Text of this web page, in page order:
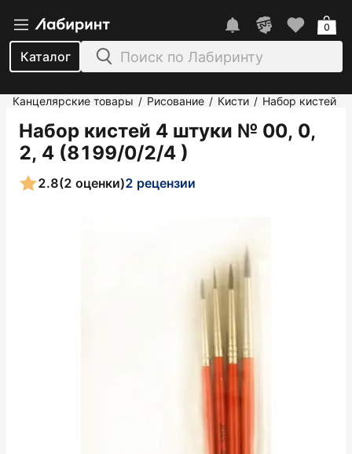
Каталог
0
Канцелярские товары / Рисование / Кисти / Набор кистей
Набор кистей 4 штуки № 00, 0,
2, 4 (8199/0/2/4 )
2.8(2 оценки)2 рецензии